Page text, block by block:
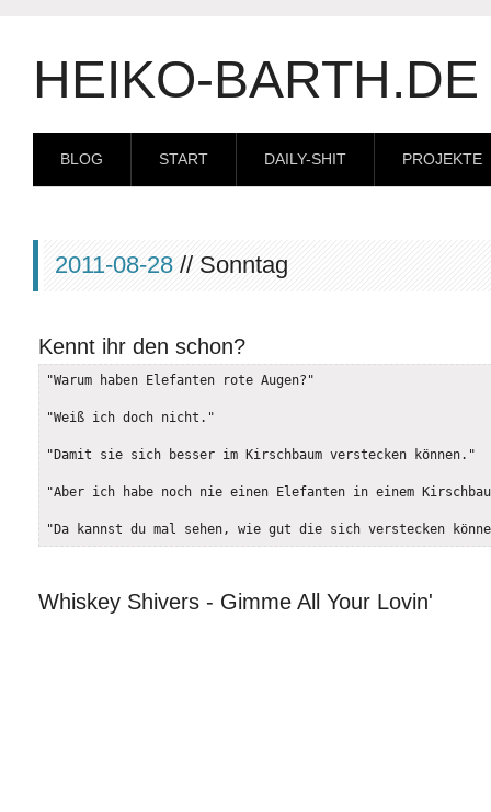
HEIKO-BARTH.DE
BLOG START DAILY-SHIT PROJEKTE
2011-08-28 // Sonntag
Kennt ihr den schon?
"Warum haben Elefanten rote Augen?"
"Weiß ich doch nicht."
"Damit sie sich besser im Kirschbaum verstecken können."
"Aber ich habe noch nie einen Elefanten in einem
"Da kannst du mal sehen, wie gut die sich verstecken
Whiskey Shivers - Gimme All Your Lovin'